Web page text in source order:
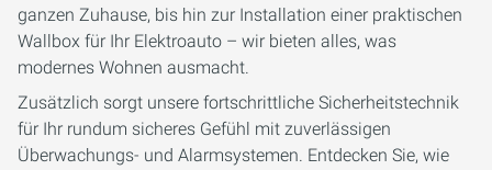
ganzen Zuhause, bis hin zur Installation einer praktischen
Wallbox für Ihr Elektroauto – wir bieten alles, was
modernes Wohnen ausmacht.
Zusätzlich sorgt unsere fortschrittliche Sicherheitstechnik
für Ihr rundum sicheres Gefühl mit zuverlässigen
Überwachungs- und Alarmsystemen. Entdecken Sie, wie